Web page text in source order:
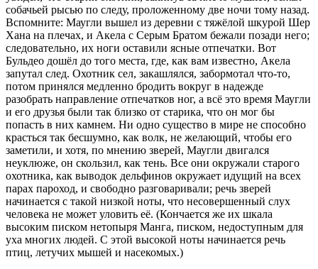
собачьей рысью по следу, проложенному две ночи тому назад.
Вспомните: Маугли вышел из деревни с тяжёлой шкурой Шер
Хана на плечах, и Акела с Серым Братом бежали позади него;
следовательно, их ноги оставили ясные отпечатки. Вот
Бульдео дошёл до того места, где, как вам известно, Акела
запутал след. Охотник сел, закашлялся, забормотал что-то,
потом принялся медленно бродить вокруг в надежде
разобрать направление отпечатков ног, а всё это время Маугли
и его друзья были так близко от старика, что он мог бы
попасть в них камнем. Ни одно существо в мире не способно
красться так бесшумно, как волк, не желающий, чтобы его
заметили, и хотя, по мнению зверей, Маугли двигался
неуклюже, он скользил, как тень. Все они окружали старого
охотника, как выводок дельфинов окружает идущий на всех
парах пароход, и свободно разговаривали; речь зверей
начинается с такой низкой ноты, что несовершенный слух
человека не может уловить её. (Кончается же их шкала
высоким писком нетопыря Манга, писком, недоступным для
уха многих людей. С этой высокой ноты начинается речь
птиц, летучих мышей и насекомых.)